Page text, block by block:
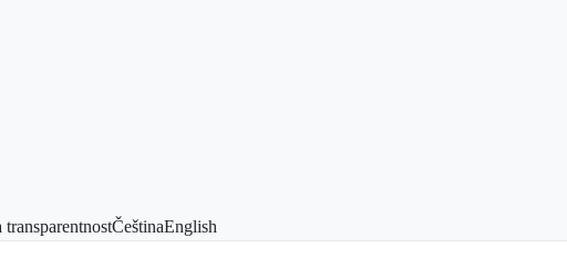
transparentnostČeštinaEnglish